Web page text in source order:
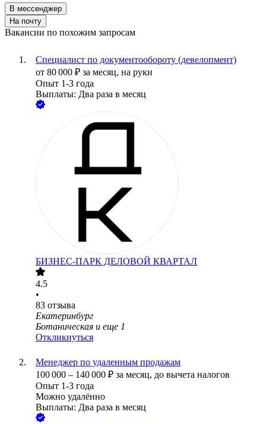
В мессенджер
На почту
Вакансии по похожим запросам
Специалист по документообороту (девелопмент)
от 80 000 ₽ за месяц, на руки
Опыт 1-3 года
Выплаты: Два раза в месяц
БИЗНЕС-ПАРК ДЕЛОВОЙ КВАРТАЛ
4.5
•
83 отзыва
Екатеринбург
Ботаническая и еще 1
Откликнуться
Менеджер по удаленным продажам
100 000 – 140 000 ₽ за месяц, до вычета налогов
Опыт 1-3 года
Можно удалённо
Выплаты: Два раза в месяц